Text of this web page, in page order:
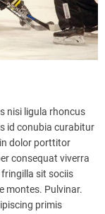
nisi ligula rhoncus
id conubia curabitur
dolor porttitor
consequat viverra
sit sociis
montes. Pulvinar.
primis